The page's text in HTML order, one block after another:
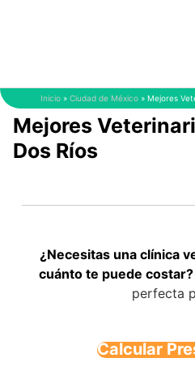
Inicio » Ciudad de México » Mejores
Mejores
Dos Ríos
¿Necesitas una clínica
cuánto te puede costar?
perfecta
Calcular